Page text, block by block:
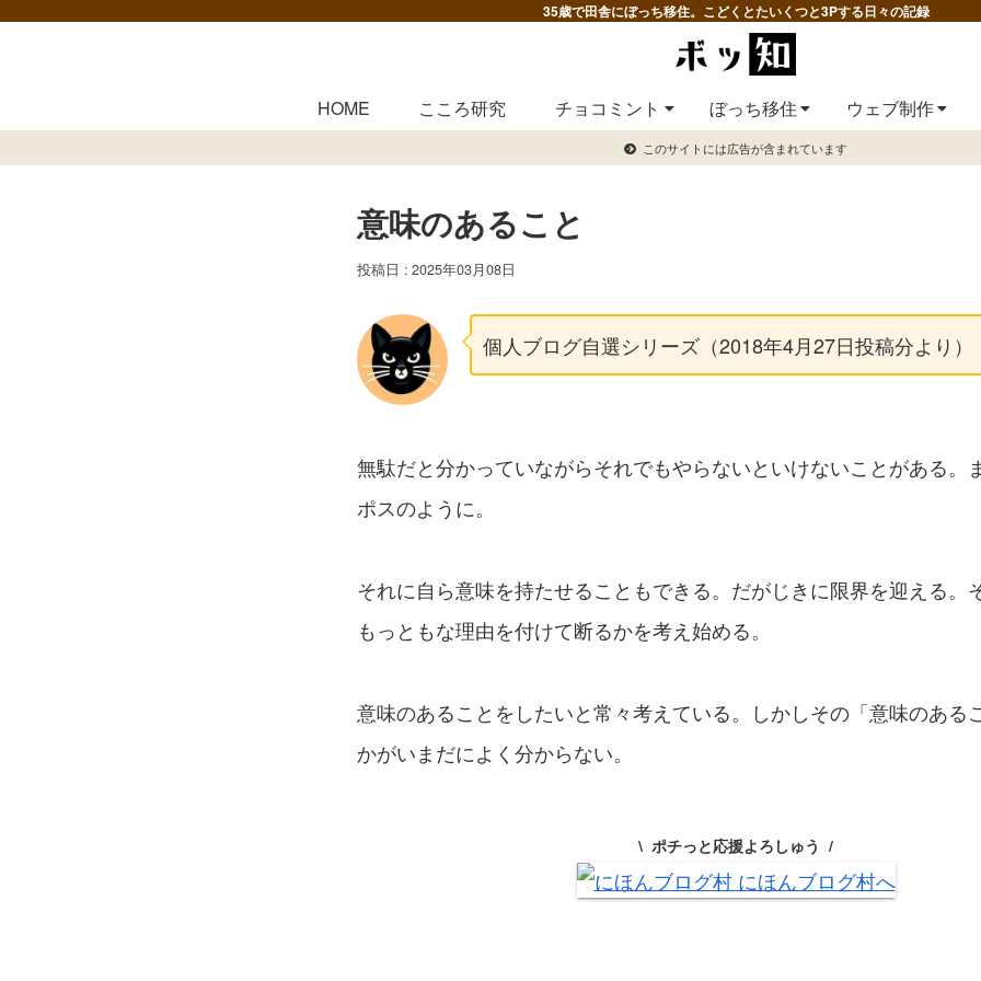
35歳で田舎にぼっち移住。こどくとたいくつと3Pする日々の記録
HOME こころ研究 チョコミント ぼっち移住 ウェブ制作
このサイトには広告が含まれています
意味のあること
2025年03月08日
個人ブログ自選シリーズ（2018年4月27日投稿分より）
無駄だと分かっていながらそれでもやらないといけないことがある。
ポスのように。
それに自ら意味を持たせることもできる。だがじきに限界を迎える。
もっともな理由を付けて断るかを考え始める。
意味のあることをしたいと常々考えている。しかしその「意味のある
かがいまだによく分からない。
ポチっと応援よろしゅう